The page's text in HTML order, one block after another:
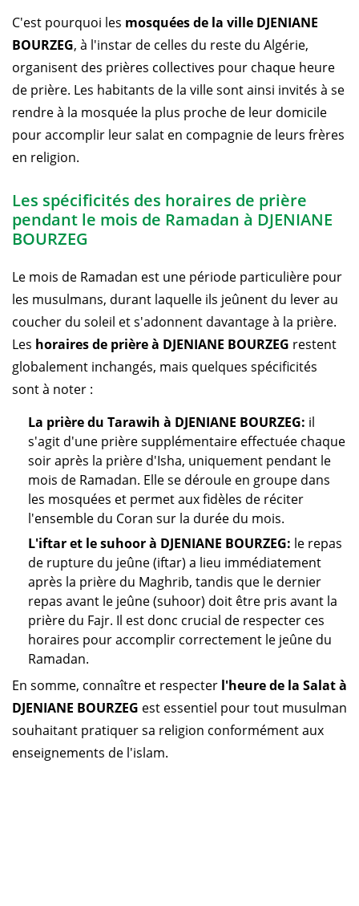
C'est pourquoi les mosquées de la ville DJENIANE
BOURZEG, à l'instar de celles du reste du Algérie,
organisent des prières collectives pour chaque heure
de prière. Les habitants de la ville sont ainsi invités à se
rendre à la mosquée la plus proche de leur domicile
pour accomplir leur salat en compagnie de leurs frères
en religion.
Les spécificités des horaires de prière
pendant le mois de Ramadan à DJENIANE
BOURZEG
Le mois de Ramadan est une période particulière pour
les musulmans, durant laquelle ils jeûnent du lever au
coucher du soleil et s'adonnent davantage à la prière.
Les horaires de prière à DJENIANE BOURZEG restent
globalement inchangés, mais quelques spécificités
sont à noter :
La prière du Tarawih à DJENIANE BOURZEG: il
s'agit d'une prière supplémentaire effectuée chaque
soir après la prière d'Isha, uniquement pendant le
mois de Ramadan. Elle se déroule en groupe dans
les mosquées et permet aux fidèles de réciter
l'ensemble du Coran sur la durée du mois.
L'iftar et le suhoor à DJENIANE BOURZEG: le repas
de rupture du jeûne (iftar) a lieu immédiatement
après la prière du Maghrib, tandis que le dernier
repas avant le jeûne (suhoor) doit être pris avant la
prière du Fajr. Il est donc crucial de respecter ces
horaires pour accomplir correctement le jeûne du
Ramadan.
En somme, connaître et respecter l'heure de la Salat à
DJENIANE BOURZEG est essentiel pour tout musulman
souhaitant pratiquer sa religion conformément aux
enseignements de l'islam.